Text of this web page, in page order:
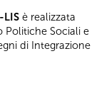
LIS è realizzata
Politiche Sociali e
di Integrazione